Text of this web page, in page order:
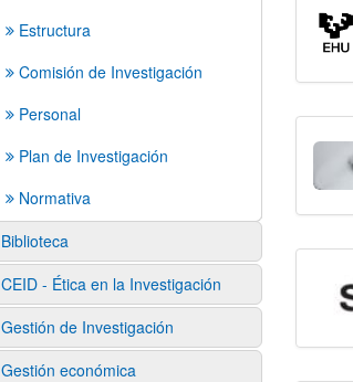
Estructura
Comisión de Investigación
Personal
Plan de Investigación
Normativa
Biblioteca
CEID - Ética en la Investigación
Gestión de Investigación
Gestión económica